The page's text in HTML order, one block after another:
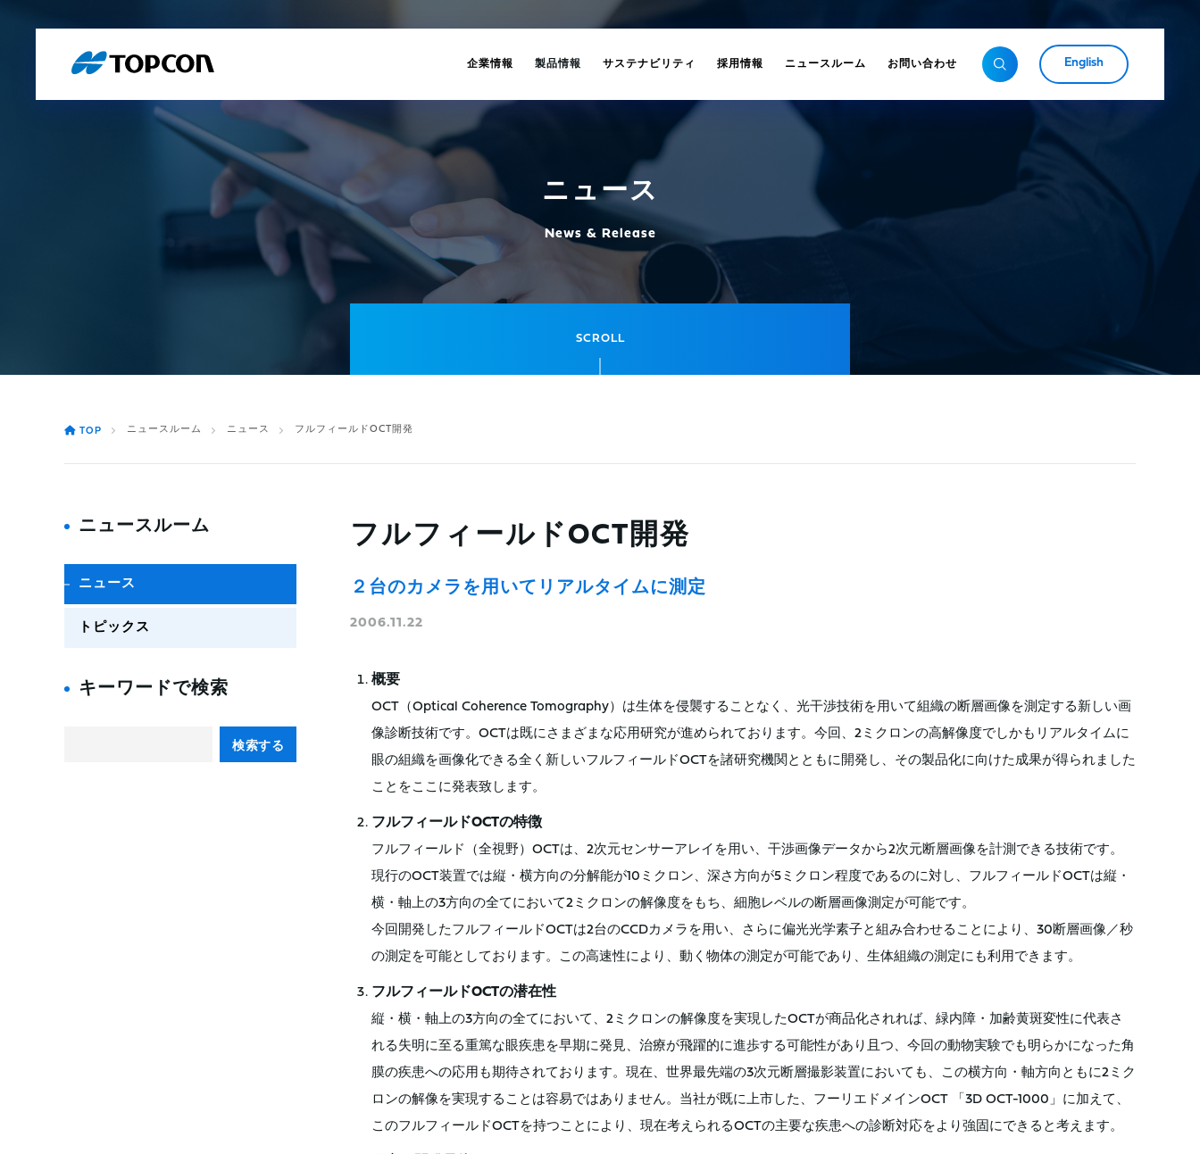
企業情報 製品情報 サステナビリティ 採用情報 ニュースルーム お問い合わせ English
ニュース
News & Release
SCROLL
TOP ニュースルーム ニュース フルフィールドOCT開発
ニュースルーム
ニュース
トピックス
キーワードで検索
検索する
フルフィールドOCT開発
２台のカメラを用いてリアルタイムに測定
2006.11.22
概要
OCT（Optical Coherence Tomography）は生体を侵襲することなく、光干渉技術を用いて組織の断層画像を測定する新しい画
像診断技術です。OCTは既にさまざまな応用研究が進められております。今回、2ミクロンの高解像度でしかもリアルタイムに
眼の組織を画像化できる全く新しいフルフィールドOCTを諸研究機関とともに開発し、その製品化に向けた成果が得られました
ことをここに発表致します。
フルフィールドOCTの特徴
フルフィールド（全視野）OCTは、2次元センサーアレイを用い、干渉画像データから2次元断層画像を計測できる技術です。
現行のOCT装置では縦・横方向の分解能が10ミクロン、深さ方向が5ミクロン程度であるのに対し、フルフィールドOCTは縦・
横・軸上の3方向の全てにおいて2ミクロンの解像度をもち、細胞レベルの断層画像測定が可能です。
今回開発したフルフィールドOCTは2台のCCDカメラを用い、さらに偏光光学素子と組み合わせることにより、30断層画像／秒
の測定を可能としております。この高速性により、動く物体の測定が可能であり、生体組織の測定にも利用できます。
フルフィールドOCTの潜在性
縦・横・軸上の3方向の全てにおいて、2ミクロンの解像度を実現したOCTが商品化されれば、緑内障・加齢黄斑変性に代表さ
れる失明に至る重篤な眼疾患を早期に発見、治療が飛躍的に進歩する可能性があり且つ、今回の動物実験でも明らかになった角
膜の疾患への応用も期待されております。現在、世界最先端の3次元断層撮影装置においても、この横方向・軸方向ともに2ミク
ロンの解像を実現することは容易ではありません。当社が既に上市した、フーリエドメインOCT 「3D OCT-1000」に加えて、
このフルフィールドOCTを持つことにより、現在考えられるOCTの主要な疾患への診断対応をより強固にできると考えます。